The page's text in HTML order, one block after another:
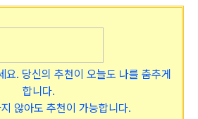
요. 당신의 추천이 오늘도 나를 춤추게
합니다.
않아도 추천이 가능합니다.